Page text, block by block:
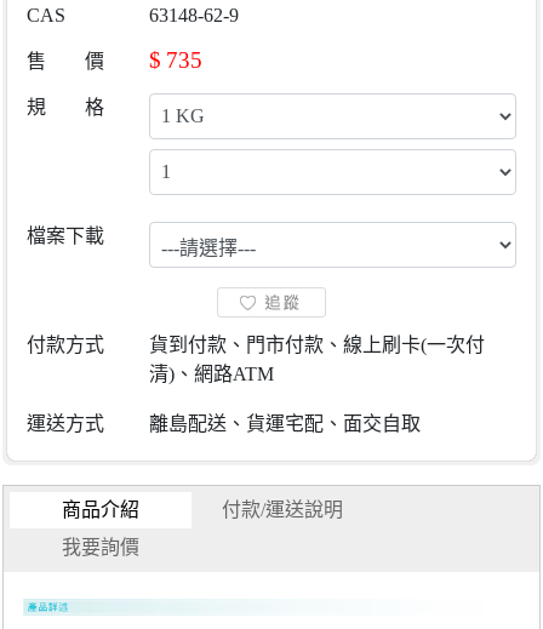
CAS 63148-62-9
售 價 $ 735
規 格
檔案下載
付款方式
貨到付款、門市付款、線上刷卡(一次付
清)、網路ATM
運送方式 離島配送、貨運宅配、面交自取
商品介紹
付款/運送說明
我要詢價